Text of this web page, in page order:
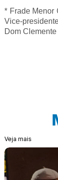
* Frade Menor
Vice-
Dom Clemente
Veja mais